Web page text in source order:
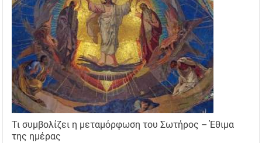
Τι συμβολίζει η μεταμόρφωση του Σωτήρος – Έθιμα
της ημέρας